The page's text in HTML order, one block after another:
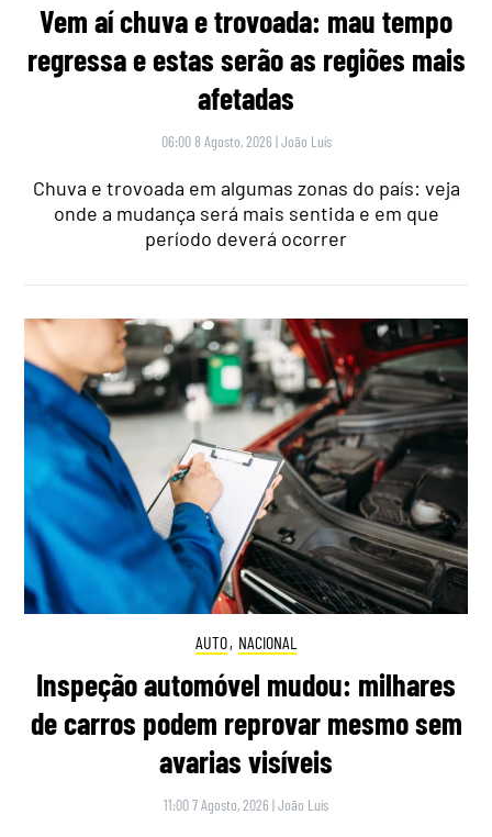
Vem aí chuva e trovoada: mau tempo
regressa e estas serão as regiões mais
afetadas
06:00 8 Agosto, 2026 |João Luís
Chuva e trovoada em algumas zonas do país: veja
onde a mudança será mais sentida e em que
período deverá ocorrer
AUTO, NACIONAL
Inspeção automóvel mudou: milhares
de carros podem reprovar mesmo sem
avarias visíveis
11:00 7 Agosto, 2026 |João Luís